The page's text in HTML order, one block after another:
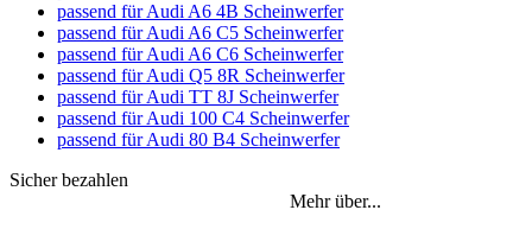
passend für Audi A6 4B Scheinwerfer
passend für Audi A6 C5 Scheinwerfer
passend für Audi A6 C6 Scheinwerfer
passend für Audi Q5 8R Scheinwerfer
passend für Audi TT 8J Scheinwerfer
passend für Audi 100 C4 Scheinwerfer
passend für Audi 80 B4 Scheinwerfer
Sicher bezahlen
Mehr über...